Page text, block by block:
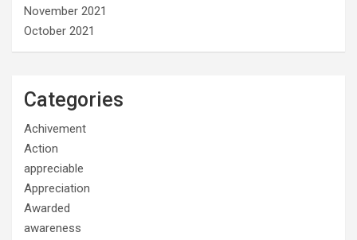
November 2021
October 2021
Categories
Achivement
Action
appreciable
Appreciation
Awarded
awareness